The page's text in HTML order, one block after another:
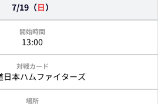
7/19（日）
13:00
日本ハムファイターズ